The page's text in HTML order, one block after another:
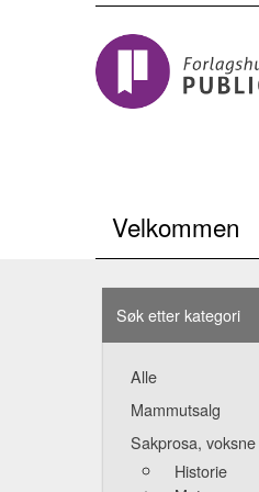
Velkommen
Søk etter kategori
Alle
Mammutsalg
Sakprosa, voksne
Historie